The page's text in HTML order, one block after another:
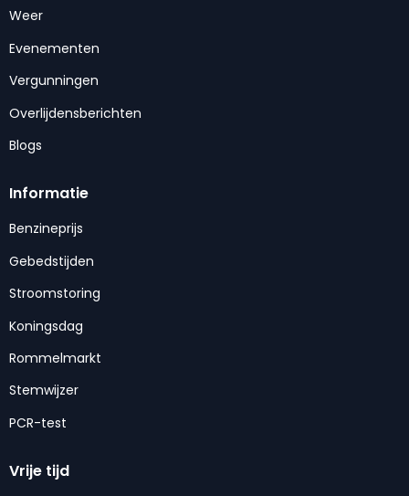
Weer
Evenementen
Vergunningen
Overlijdensberichten
Blogs
Informatie
Benzineprijs
Gebedstijden
Stroomstoring
Koningsdag
Rommelmarkt
Stemwijzer
PCR-test
Vrije tijd